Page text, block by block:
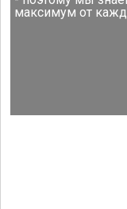
максимум от